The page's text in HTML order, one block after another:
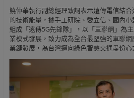
饒仲華執行副總經理致詞表示遠傳電信結
的技術能量，攜手工研院、愛立信、國內
組成「遠傳5G先鋒隊」，以「車聯網」為
業模式發展，致力成為全台最堅強的車聯
業鏈發展，為台灣邁向綠色智慧交通盡份心